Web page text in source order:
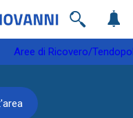
Aree di Ricovero/